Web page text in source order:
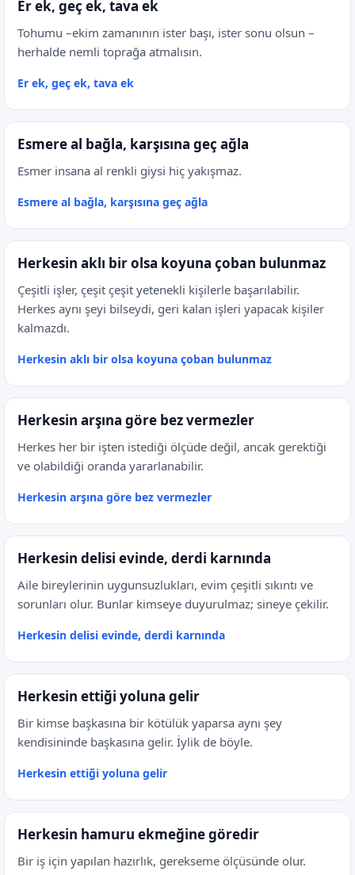
Er ek, geç ek, tava ek
Tohumu –ekim zamanının ister başı, ister sonu olsun –
herhalde nemli toprağa atmalısın.
Er ek, geç ek, tava ek
Esmere al bağla, karşısına geç ağla
Esmer insana al renkli giysi hiç yakışmaz.
Esmere al bağla, karşısına geç ağla
Herkesin aklı bir olsa koyuna çoban bulunmaz
Çeşitli işler, çeşit çeşit yetenekli kişilerle başarılabilir.
Herkes aynı şeyi bilseydi, geri kalan işleri yapacak kişiler
kalmazdı.
Herkesin aklı bir olsa koyuna çoban bulunmaz
Herkesin arşına göre bez vermezler
Herkes her bir işten istediği ölçüde değil, ancak gerektiği
ve olabildiği oranda yararlanabilir.
Herkesin arşına göre bez vermezler
Herkesin delisi evinde, derdi karnında
Aile bireylerinin uygunsuzlukları, evim çeşitli sıkıntı ve
sorunları olur. Bunlar kimseye duyurulmaz; sineye çekilir.
Herkesin delisi evinde, derdi karnında
Herkesin ettiği yoluna gelir
Bir kimse başkasına bir kötülük yaparsa aynı şey
kendisininde başkasına gelir. İylik de böyle.
Herkesin ettiği yoluna gelir
Herkesin hamuru ekmeğine göredir
Bir iş için yapılan hazırlık, gerekseme ölçüsünde olur.